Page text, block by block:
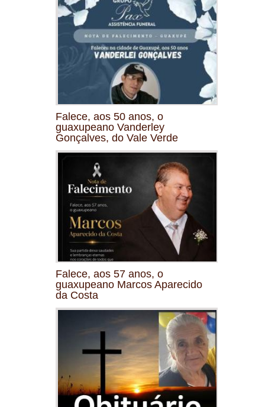
Falece, aos 50 anos, o
guaxupeano Vanderley
Gonçalves, do Vale Verde
Falece, aos 57 anos, o
guaxupeano Marcos Aparecido
da Costa